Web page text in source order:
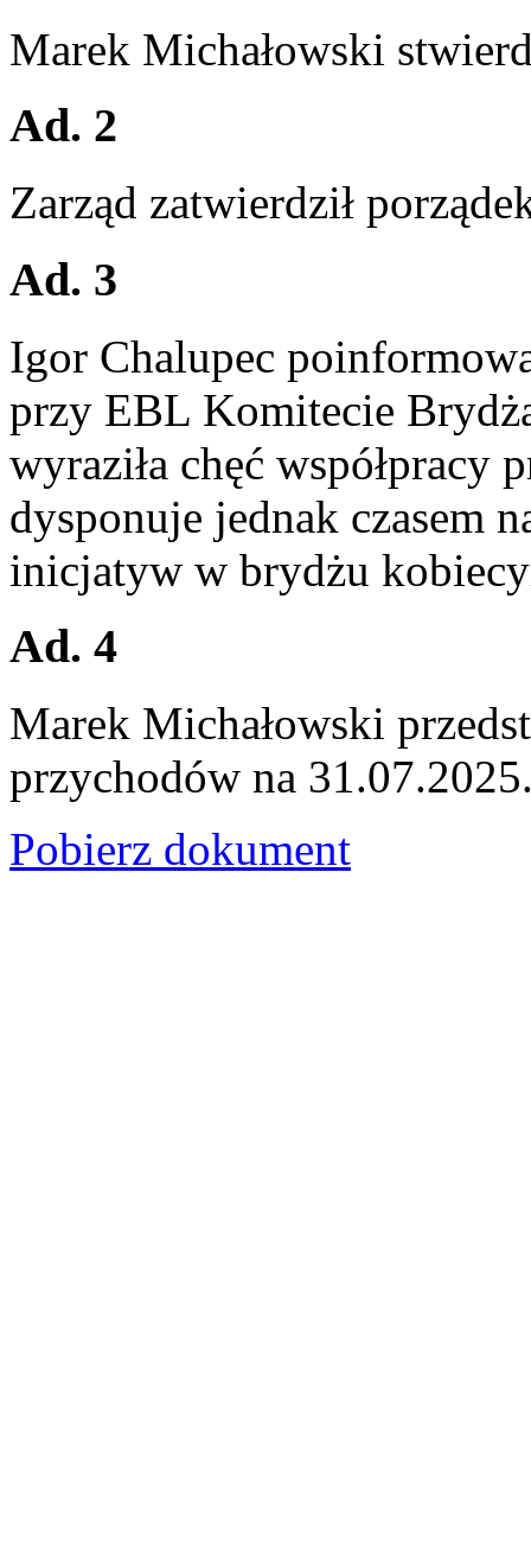
Marek Michałowski
Ad. 2
Zarząd zatwierdził
Ad. 3
Igor Chalupec
przy EBL Komitecie
wyraziła chęć współpracy
dysponuje jednak czasem
inicjatyw w brydżu
Ad. 4
Marek Michałowski
przychodów na
Pobierz dokument